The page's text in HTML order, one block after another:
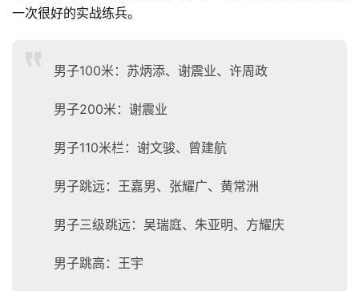
一次很好的实战练兵。
男子100米：苏炳添、谢震业、许周政
男子200米：谢震业
男子110米栏：谢文骏、曾建航
男子跳远：王嘉男、张耀广、黄常洲
男子三级跳远：吴瑞庭、朱亚明、方耀庆
男子跳高：王宇